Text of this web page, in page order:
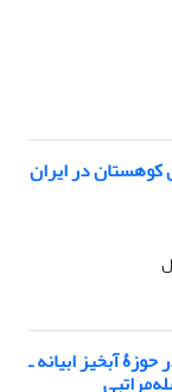
کوهستان در ایران
آبخیز ابیانه ـ